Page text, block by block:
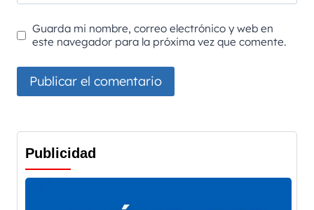
Guarda mi nombre, correo electrónico y web en
este navegador para la próxima vez que comente.
Publicidad